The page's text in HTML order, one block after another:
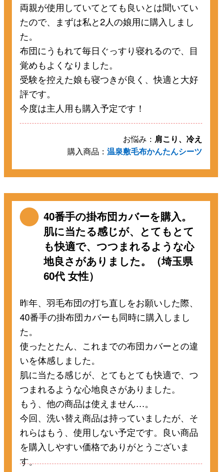
両親が使用していてとても良いとは聞いてい
たので、まずは私と2人の娘用に購入しまし
た。
布団にうもれて毎日ぐっすり寝れるので、目
覚めもよくなりました。
受験を控えた娘も寝つきが良く、快適と大好
評です。
今度は主人用も購入予定です！
お悩み： 肩こり、冷え
購入商品： 温泉敷毛布かんたんシーツ
40番手の掛布団カバーを購入。
肌に当たる感じが、とてもとて
も快適で、つつまれるような心
地良さがありました。（埼玉県
60代 女性）
昨年、羽毛布団の打ち直しをお願いした際、
40番手の掛布団カバーも同時に購入しまし
た。
使ったとたん、これまでの布団カバーとの違
いを体感しました。
肌に当たる感じが、とてもとても快適で、つ
つまれるような心地良さがありました。
もう、他の商品は使えません…。
今回、洗い替え商品は持っていましたが、そ
れらはもう、使用しない予定です。良い商品
を購入しやすい価格でありがとうございま
す。